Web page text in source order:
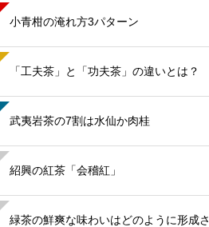
小青柑の淹れ方3パターン
「工夫茶」と「功夫茶」の違いとは？
武夷岩茶の7割は水仙か肉桂
紹興の紅茶「会稽紅」
緑茶の鮮爽な味わいはどのように形成さ